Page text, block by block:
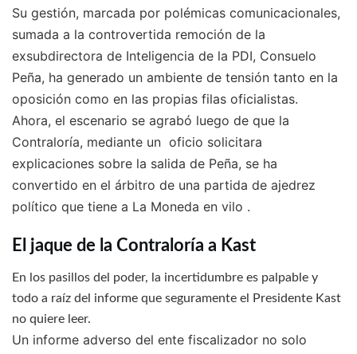
Su gestión, marcada por polémicas comunicacionales,
sumada a la controvertida remoción de la
exsubdirectora de Inteligencia de la PDI, Consuelo
Peña, ha generado un ambiente de tensión tanto en la
oposición como en las propias filas oficialistas.
Ahora, el escenario se agrabó luego de que la
Contraloría, mediante un oficio solicitara
explicaciones sobre la salida de Peña, se ha
convertido en el árbitro de una partida de ajedrez
político que tiene a La Moneda en vilo .
El jaque de la Contraloría a Kast
En los pasillos del poder, la incertidumbre es palpable y
todo a raíz del informe que seguramente el Presidente Kast
no quiere leer.
Un informe adverso del ente fiscalizador no solo